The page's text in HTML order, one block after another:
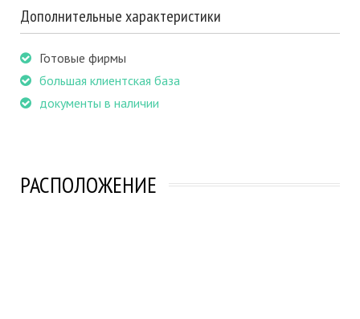
Дополнительные характеристики
Готовые фирмы
большая клиентская база
документы в наличии
РАСПОЛОЖЕНИЕ